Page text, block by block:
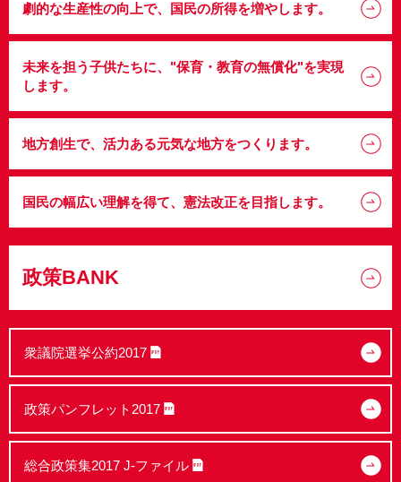
劇的な生産性の向上で、国民の所得を増やします。
未来を担う子供たちに、 "保育・教育の無償化"を実現
します。
地方創生で、活力ある元気な地方をつくります。
国民の幅広い理解を得て、憲法改正を目指します。
政策BANK
衆議院選挙公約2017
政策パンフレット2017
総合政策集2017 J-ファイル